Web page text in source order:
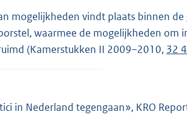
mogelijkheden vindt plaats binnen
waarmee de mogelijkheden om
(Kamerstukken II 2009–2010, 32
in Nederland tegengaan», KRO